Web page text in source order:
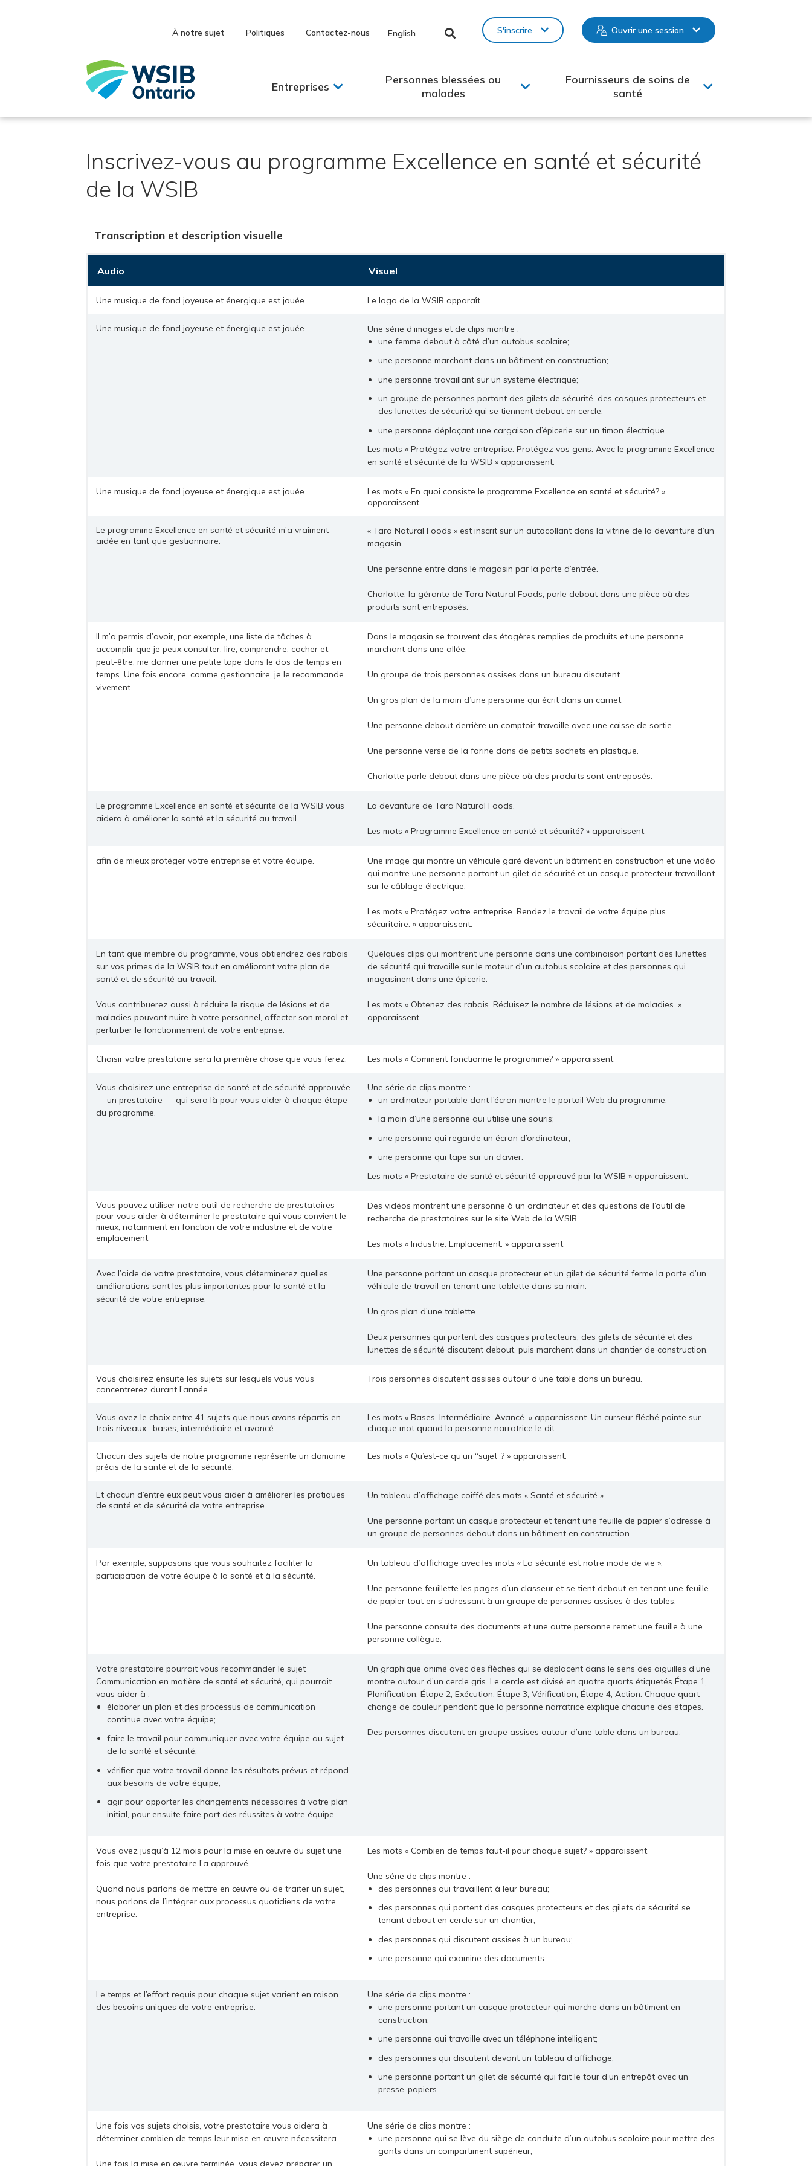
À notre sujet Politiques Contactez-nous English S'inscrire Ouvrir une session
Entreprises
Personnes blessées ou
malades
Fournisseurs de soins de
santé
Inscrivez-vous au programme Excellence en santé et sécurité
de la WSIB
Transcription et description visuelle
Audio Visuel
Une musique de fond joyeuse et énergique est jouée. Le logo de la WSIB apparaît.
Une musique de fond joyeuse et énergique est jouée.
Une série d’images et de clips montre :
une femme debout à côté d’un autobus scolaire;
une personne marchant dans un bâtiment en construction;
une personne travaillant sur un système électrique;
un groupe de personnes portant des gilets de sécurité, des casques protecteurs et
des lunettes de sécurité qui se tiennent debout en cercle;
une personne déplaçant une cargaison d’épicerie sur un timon électrique.
Les mots « Protégez votre entreprise. Protégez vos gens. Avec le programme Excellence
en santé et sécurité de la WSIB » apparaissent.
Une musique de fond joyeuse et énergique est jouée.
Les mots « En quoi consiste le programme Excellence en santé et sécurité? »
apparaissent.
Le programme Excellence en santé et sécurité m’a vraiment
aidée en tant que gestionnaire.
« Tara Natural Foods » est inscrit sur un autocollant dans la vitrine de la devanture d’un
magasin.
Une personne entre dans le magasin par la porte d’entrée.
Charlotte, la gérante de Tara Natural Foods, parle debout dans une pièce où des
produits sont entreposés.
Il m’a permis d’avoir, par exemple, une liste de tâches à
accomplir que je peux consulter, lire, comprendre, cocher et,
peut-être, me donner une petite tape dans le dos de temps en
temps. Une fois encore, comme gestionnaire, je le recommande
vivement.
Dans le magasin se trouvent des étagères remplies de produits et une personne
marchant dans une allée.
Un groupe de trois personnes assises dans un bureau discutent.
Un gros plan de la main d’une personne qui écrit dans un carnet.
Une personne debout derrière un comptoir travaille avec une caisse de sortie.
Une personne verse de la farine dans de petits sachets en plastique.
Charlotte parle debout dans une pièce où des produits sont entreposés.
Le programme Excellence en santé et sécurité de la WSIB vous
aidera à améliorer la santé et la sécurité au travail
La devanture de Tara Natural Foods.
Les mots « Programme Excellence en santé et sécurité? » apparaissent.
afin de mieux protéger votre entreprise et votre équipe.
Une image qui montre un véhicule garé devant un bâtiment en construction et une vidéo
qui montre une personne portant un gilet de sécurité et un casque protecteur travaillant
sur le câblage électrique.
Les mots « Protégez votre entreprise. Rendez le travail de votre équipe plus
sécuritaire. » apparaissent.
En tant que membre du programme, vous obtiendrez des rabais
sur vos primes de la WSIB tout en améliorant votre plan de
santé et de sécurité au travail.
Vous contribuerez aussi à réduire le risque de lésions et de
maladies pouvant nuire à votre personnel, affecter son moral et
perturber le fonctionnement de votre entreprise.
Quelques clips qui montrent une personne dans une combinaison portant des lunettes
de sécurité qui travaille sur le moteur d’un autobus scolaire et des personnes qui
magasinent dans une épicerie.
Les mots « Obtenez des rabais. Réduisez le nombre de lésions et de maladies. »
apparaissent.
Choisir votre prestataire sera la première chose que vous ferez. Les mots « Comment fonctionne le programme? » apparaissent.
Vous choisirez une entreprise de santé et de sécurité approuvée
— un prestataire — qui sera là pour vous aider à chaque étape
du programme.
Une série de clips montre :
un ordinateur portable dont l’écran montre le portail Web du programme;
la main d’une personne qui utilise une souris;
une personne qui regarde un écran d’ordinateur;
une personne qui tape sur un clavier.
Les mots « Prestataire de santé et sécurité approuvé par la WSIB » apparaissent.
Vous pouvez utiliser notre outil de recherche de prestataires
pour vous aider à déterminer le prestataire qui vous convient le
mieux, notamment en fonction de votre industrie et de votre
emplacement.
Des vidéos montrent une personne à un ordinateur et des questions de l’outil de
recherche de prestataires sur le site Web de la WSIB.
Les mots « Industrie. Emplacement. » apparaissent.
Avec l’aide de votre prestataire, vous déterminerez quelles
améliorations sont les plus importantes pour la santé et la
sécurité de votre entreprise.
Une personne portant un casque protecteur et un gilet de sécurité ferme la porte d’un
véhicule de travail en tenant une tablette dans sa main.
Un gros plan d’une tablette.
Deux personnes qui portent des casques protecteurs, des gilets de sécurité et des
lunettes de sécurité discutent debout, puis marchent dans un chantier de construction.
Vous choisirez ensuite les sujets sur lesquels vous vous
concentrerez durant l’année.
Trois personnes discutent assises autour d’une table dans un bureau.
Vous avez le choix entre 41 sujets que nous avons répartis en
trois niveaux : bases, intermédiaire et avancé.
Les mots « Bases. Intermédiaire. Avancé. » apparaissent. Un curseur fléché pointe sur
chaque mot quand la personne narratrice le dit.
Chacun des sujets de notre programme représente un domaine
précis de la santé et de la sécurité.
Les mots « Qu’est-ce qu’un “sujet”? » apparaissent.
Et chacun d’entre eux peut vous aider à améliorer les pratiques
de santé et de sécurité de votre entreprise.
Un tableau d’affichage coiffé des mots « Santé et sécurité ».
Une personne portant un casque protecteur et tenant une feuille de papier s’adresse à
un groupe de personnes debout dans un bâtiment en construction.
Par exemple, supposons que vous souhaitez faciliter la
participation de votre équipe à la santé et à la sécurité.
Un tableau d’affichage avec les mots « La sécurité est notre mode de vie ».
Une personne feuillette les pages d’un classeur et se tient debout en tenant une feuille
de papier tout en s’adressant à un groupe de personnes assises à des tables.
Une personne consulte des documents et une autre personne remet une feuille à une
personne collègue.
Votre prestataire pourrait vous recommander le sujet
Communication en matière de santé et sécurité, qui pourrait
vous aider à :
élaborer un plan et des processus de communication
continue avec votre équipe;
faire le travail pour communiquer avec votre équipe au sujet
de la santé et sécurité;
vérifier que votre travail donne les résultats prévus et répond
aux besoins de votre équipe;
agir pour apporter les changements nécessaires à votre plan
initial, pour ensuite faire part des réussites à votre équipe.
Un graphique animé avec des flèches qui se déplacent dans le sens des aiguilles d’une
montre autour d’un cercle gris. Le cercle est divisé en quatre quarts étiquetés Étape 1,
Planification, Étape 2, Exécution, Étape 3, Vérification, Étape 4, Action. Chaque quart
change de couleur pendant que la personne narratrice explique chacune des étapes.
Des personnes discutent en groupe assises autour d’une table dans un bureau.
Vous avez jusqu’à 12 mois pour la mise en œuvre du sujet une
fois que votre prestataire l’a approuvé.
Quand nous parlons de mettre en œuvre ou de traiter un sujet,
nous parlons de l’intégrer aux processus quotidiens de votre
entreprise.
Les mots « Combien de temps faut-il pour chaque sujet? » apparaissent.
Une série de clips montre :
des personnes qui travaillent à leur bureau;
des personnes qui portent des casques protecteurs et des gilets de sécurité se
tenant debout en cercle sur un chantier;
des personnes qui discutent assises à un bureau;
une personne qui examine des documents.
Le temps et l’effort requis pour chaque sujet varient en raison
des besoins uniques de votre entreprise.
Une série de clips montre :
une personne portant un casque protecteur qui marche dans un bâtiment en
construction;
une personne qui travaille avec un téléphone intelligent;
des personnes qui discutent devant un tableau d’affichage;
une personne portant un gilet de sécurité qui fait le tour d’un entrepôt avec un
presse-papiers.
Une fois vos sujets choisis, votre prestataire vous aidera à
déterminer combien de temps leur mise en œuvre nécessitera.
Une fois la mise en œuvre terminée, vous devez préparer un
Une série de clips montre :
une personne qui se lève du siège de conduite d’un autobus scolaire pour mettre des
gants dans un compartiment supérieur;